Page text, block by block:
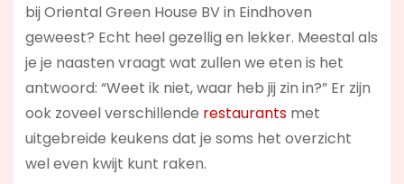
bij Oriental Green House BV in Eindhoven
geweest? Echt heel gezellig en lekker. Meestal als
je je naasten vraagt wat zullen we eten is het
antwoord: “Weet ik niet, waar heb jij zin in?” Er zijn
ook zoveel verschillende restaurantsmet
uitgebreide keukens dat je soms het overzicht
wel even kwijt kunt raken.